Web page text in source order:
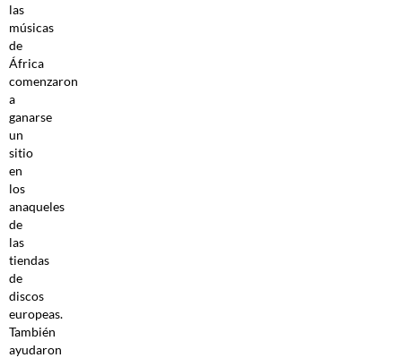
las
músicas
de
África
comenzaron
a
ganarse
un
sitio
en
los
anaqueles
de
las
tiendas
de
discos
europeas.
También
ayudaron